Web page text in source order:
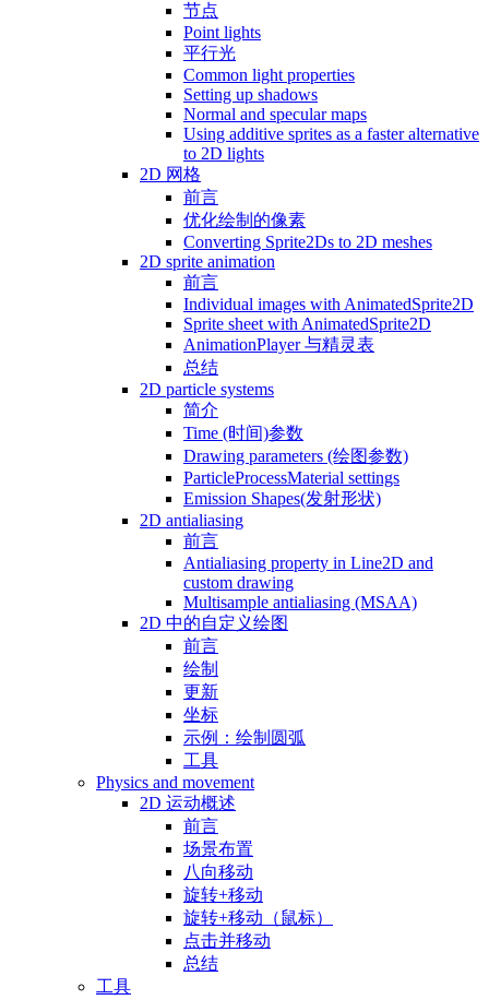
节点
Point lights
平行光
Common light properties
Setting up shadows
Normal and specular maps
Using additive sprites as a faster alternative
to 2D lights
2D 网格
前言
优化绘制的像素
Converting Sprite2Ds to 2D meshes
2D sprite animation
前言
Individual images with AnimatedSprite2D
Sprite sheet with AnimatedSprite2D
AnimationPlayer 与精灵表
总结
2D particle systems
简介
Time (时间)参数
Drawing parameters (绘图参数)
ParticleProcessMaterial settings
Emission Shapes(发射形状)
2D antialiasing
前言
Antialiasing property in Line2D and
custom drawing
Multisample antialiasing (MSAA)
2D 中的自定义绘图
前言
绘制
更新
坐标
示例：绘制圆弧
工具
Physics and movement
2D 运动概述
前言
场景布置
八向移动
旋转+移动
旋转+移动（鼠标）
点击并移动
总结
工具